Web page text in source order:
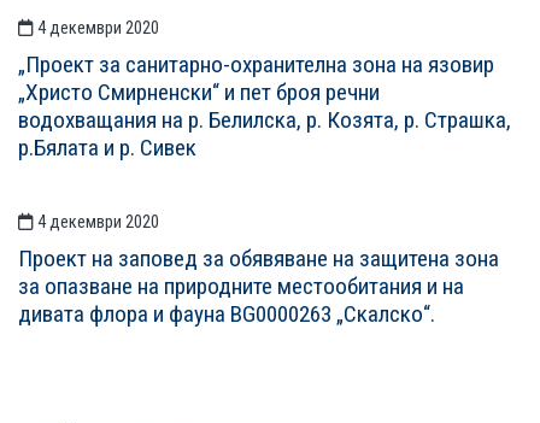
4 декември 2020
„Проект за санитарно-охранителна зона на язовир
„Христо Смирненски“ и пет броя речни
водохващания на р. Белилска, р. Козята, р. Страшка,
р.Бялата и р. Сивек
4 декември 2020
Проект на заповед за обявяване на защитена зона
за опазване на природните местообитания и на
дивата флора и фауна BG0000263 „Скалско“.